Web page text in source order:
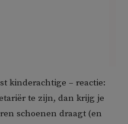
kinderachtige – reactie:
te zijn, dan krijg je
schoenen draagt (en